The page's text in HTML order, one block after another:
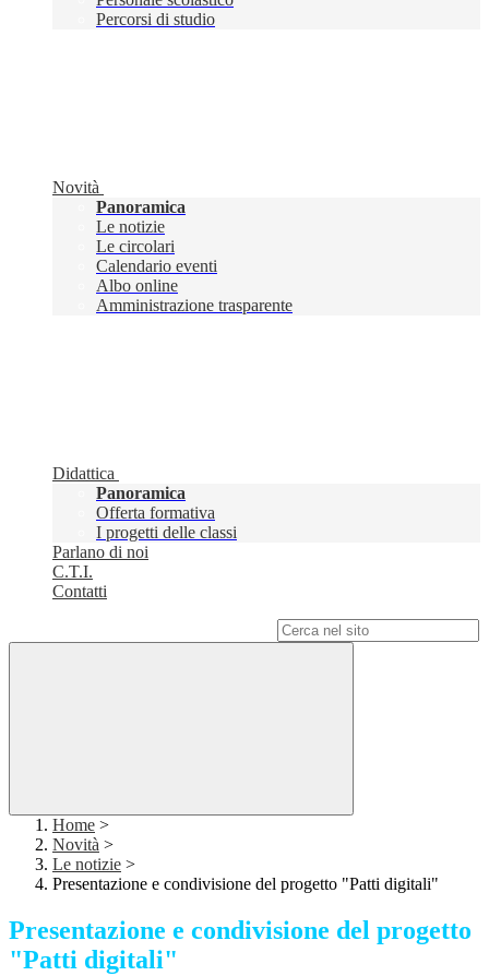
Percorsi di studio
Novità
Panoramica
Le notizie
Le circolari
Calendario eventi
Albo online
Amministrazione trasparente
Didattica
Panoramica
Offerta formativa
I progetti delle classi
Parlano di noi
C.T.I.
Contatti
Home >
Novità >
Le notizie >
Presentazione e condivisione del progetto "Patti digitali"
Presentazione e condivisione del progetto
"Patti digitali"